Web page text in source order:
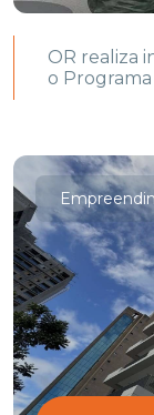
OR realiza
o